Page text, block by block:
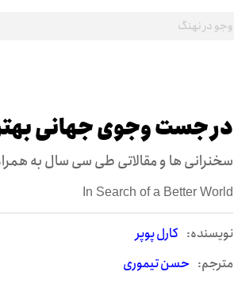
در جست وجوی جهانی
سخنرانی ها و مقالاتی طی سی سال به
In Search of a Better World
نويسنده: کارل پوپر
مترجم: حسن تیموری